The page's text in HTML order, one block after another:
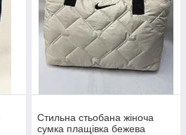
Стильна стьобана жіноча
сумка плащівка бежева